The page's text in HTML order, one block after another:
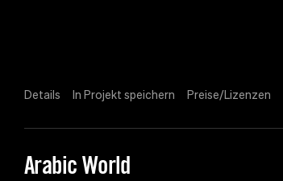
Details In Projekt speichern Preise/Lizenzen
Arabic World